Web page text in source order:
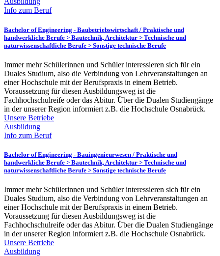
Info zum Beruf
Bachelor of Engineering - Baubetriebswirtschaft / Praktische und
handwerkliche Berufe > Bautechnik, Architektur > Technische und
naturwissenschaftliche Berufe > Sonstige technische Berufe
Immer mehr Schülerinnen und Schüler interessieren sich für ein
Duales Studium, also die Verbindung von Lehrveranstaltungen an
einer Hochschule mit der Berufspraxis in einem Betrieb.
Voraussetzung für diesen Ausbildungsweg ist die
Fachhochschulreife oder das Abitur. Über die Dualen Studiengänge
in der unserer Region informiert z.B. die Hochschule Osnabrück.
Unsere Betriebe
Ausbildung
Info zum Beruf
Bachelor of Engineering - Bauingenieurwesen / Praktische und
handwerkliche Berufe > Bautechnik, Architektur > Technische und
naturwissenschaftliche Berufe > Sonstige technische Berufe
Immer mehr Schülerinnen und Schüler interessieren sich für ein
Duales Studium, also die Verbindung von Lehrveranstaltungen an
einer Hochschule mit der Berufspraxis in einem Betrieb.
Voraussetzung für diesen Ausbildungsweg ist die
Fachhochschulreife oder das Abitur. Über die Dualen Studiengänge
in der unserer Region informiert z.B. die Hochschule Osnabrück.
Unsere Betriebe
Ausbildung